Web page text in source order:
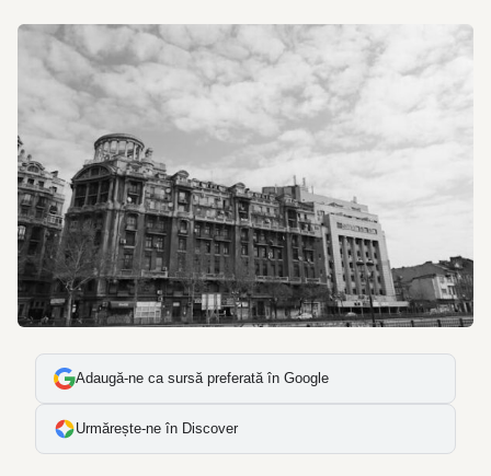
Adaugă-ne ca sursă preferată în Google
Urmărește-ne în Discover